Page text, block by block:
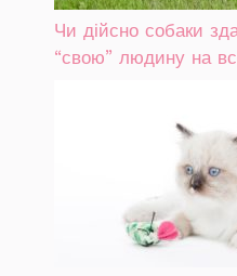
Чи дійсно собаки
“свою” людину на